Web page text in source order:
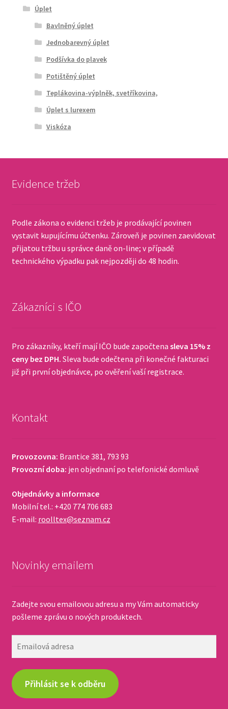
Úplet
Bavlněný úplet
Jednobarevný úplet
Podšívka do plavek
Potištěný úplet
Teplákovina-výplněk, svetříkovina,
Úplet s lurexem
Viskóza
Evidence tržeb
Podle zákona o evidenci tržeb je prodávající povinen
vystavit kupujícímu účtenku. Zároveň je povinen zaevidovat
přijatou tržbu u správce daně on-line; v případě
technického výpadku pak nejpozději do 48 hodin.
Zákazníci s IČO
Pro zákazníky, kteří mají IČO bude započtena sleva 15% z
ceny bez DPH. Sleva bude odečtena při konečné fakturaci
již při první objednávce, po ověření vaší registrace.
Kontakt
Provozovna: Brantice 381, 793 93
Provozní doba: jen objednaní po telefonické domluvě
Objednávky a informace
Mobilní tel.: +420 774 706 683
E-mail: roolltex@seznam.cz
Novinky emailem
Zadejte svou emailovou adresu a my Vám automaticky
pošleme zprávu o nových produktech.
Přihlásit se k odběru